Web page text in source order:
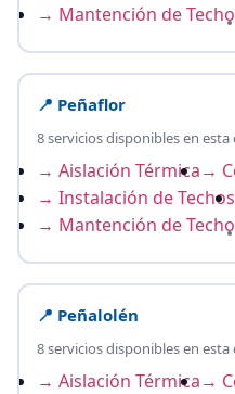
→ Mantención de
📍 Peñaflor
8 servicios disponibles en esta
→ Aislación Térmica→
→ Instalación de Techos
→ Mantención de
📍 Peñalolén
8 servicios disponibles en esta
→ Aislación Térmica→